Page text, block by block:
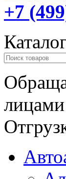
+7